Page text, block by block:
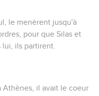
le menèrent jusqu'à
pour que Silas et
ils partirent.
Athènes, il avait le coeur